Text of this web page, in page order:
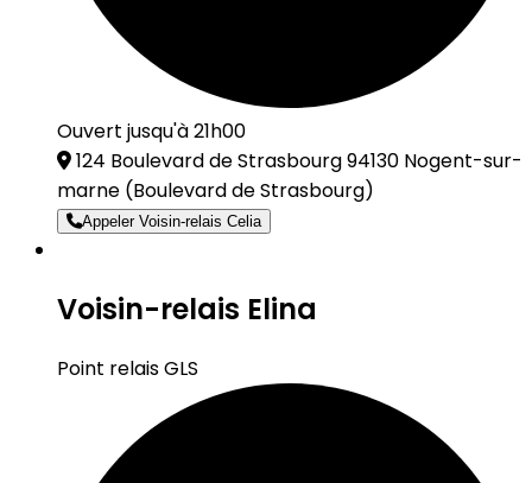
Ouvert jusqu'à 21h00
124 Boulevard de Strasbourg 94130 Nogent-sur-
marne (Boulevard de Strasbourg)
Appeler Voisin-relais Celia
Voisin-relais Elina
Point relais GLS